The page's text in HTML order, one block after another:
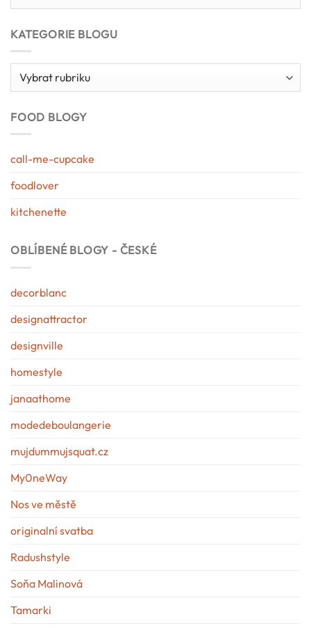
KATEGORIE BLOGU
Kategorie
blogu
FOOD BLOGY
call-me-cupcake
foodlover
kitchenette
OBLÍBENÉ BLOGY - ČESKÉ
decorblanc
designattractor
designville
homestyle
janaathome
modedeboulangerie
mujdummujsquat.cz
My0neWay
Nos ve městě
originalní svatba
Radushstyle
Soňa Malinová
Tamarki